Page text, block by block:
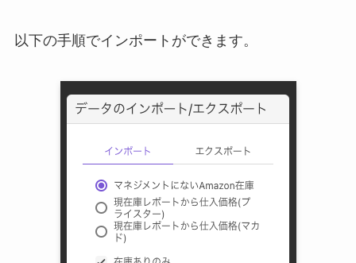
以下の手順でインポートができます。